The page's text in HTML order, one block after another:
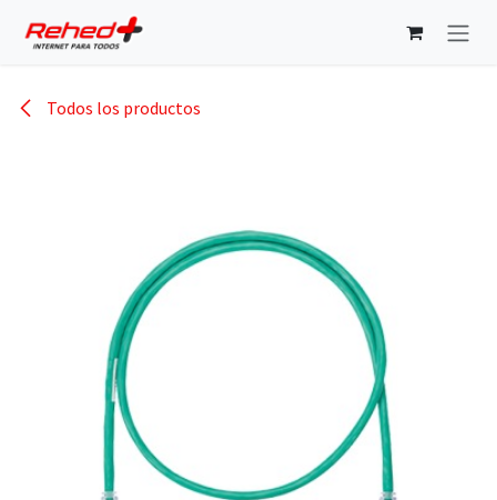
Todos los productos